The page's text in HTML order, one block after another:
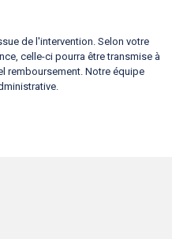
de l'intervention. Selon votre
celle-ci pourra être transmise à
remboursement. Notre équipe